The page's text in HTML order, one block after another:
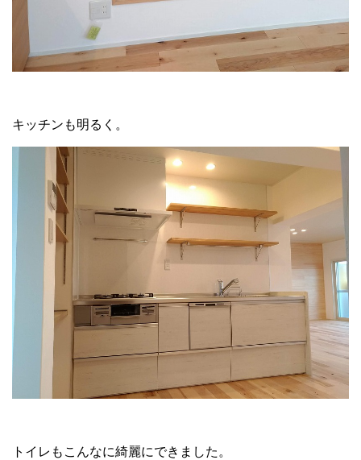
キッチンも明るく。
トイレもこんなに綺麗にできました。